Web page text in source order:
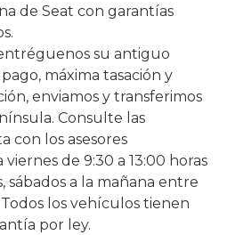
de Seat con garantías
su antiguo
máxima tasación y
enviamos y transferimos
Consulte las
con los asesores
de 9:30 a 13:00 horas
sábados a la mañana entre
Todos los vehículos tienen
por ley.